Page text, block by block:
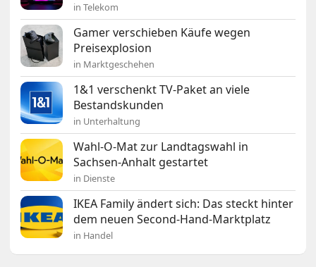
in Telekom
Gamer verschieben Käufe wegen
Preisexplosion
in Marktgeschehen
1&1 verschenkt TV-Paket an viele
Bestandskunden
in Unterhaltung
Wahl-O-Mat zur Landtagswahl in
Sachsen-Anhalt gestartet
in Dienste
IKEA Family ändert sich: Das steckt hinter
dem neuen Second-Hand-Marktplatz
in Handel